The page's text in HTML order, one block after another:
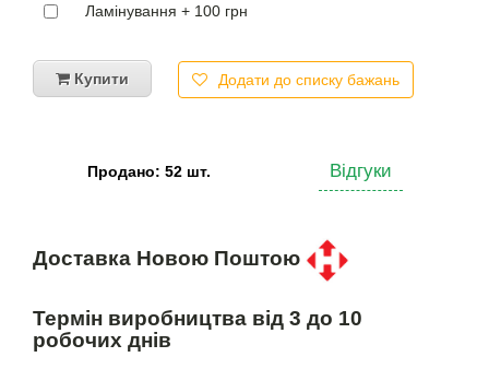
Ламінування + 100 грн
Купити Додати до списку бажань
Продано: 52 шт. Відгуки
Доставка Новою Поштою
Термін виробництва від 3 до 10
робочих днів